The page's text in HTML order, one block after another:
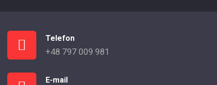
Telefon
+48 797 009 981
E-mail